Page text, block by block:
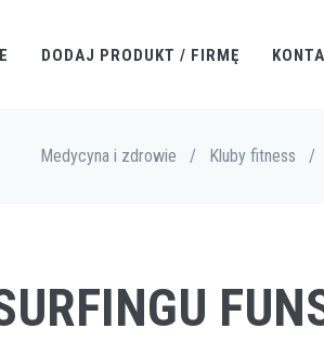
DODAJ PRODUKT / FIRMĘ
Medycyna i zdrowie / Kluby fitness /